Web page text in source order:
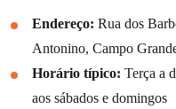
Endereço: Rua dos
Antonino, Campo
Horário típico: Terça a
aos sábados e domingos